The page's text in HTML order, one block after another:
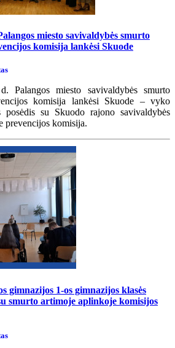
miesto savivaldybės smurto
komisija lankėsi Skuode
Palangos miesto savivaldybės smurto
komisija lankėsi Skuode – vyko
posėdis su Skuodo rajono savivaldybės
prevencijos komisija.
gimnazijos 1-os gimnazijos klasės
smurto artimoje aplinkoje komisijos